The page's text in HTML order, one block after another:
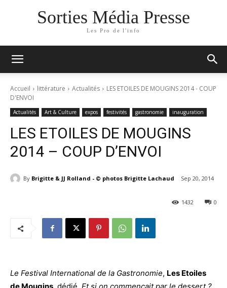
Sorties Média Presse
Les Pro de l'info
Accueil littérature Actualités
LES ETOILES DE MOUGINS 2014 - COUP
D'ENVOI
Actualités Art & Culture expos festivités gastronomie inauguration
LES ETOILES DE MOUGINS
2014 – COUP D’ENVOI
By Brigitte & JJ Rolland - © photos Brigitte Lachaud Sep 20, 2014
0
1432
Le Festival International de la Gastronomie, Les Etoiles